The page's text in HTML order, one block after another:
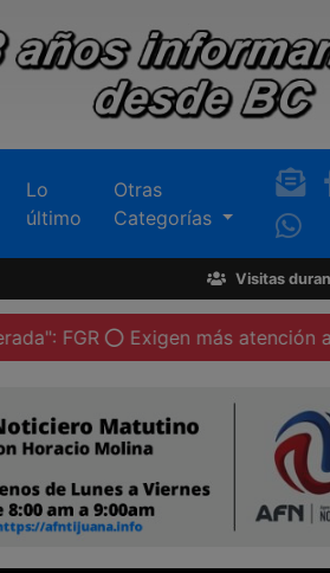
Lo
último
Otras
Categorías
Visitas
Exigen más atención a